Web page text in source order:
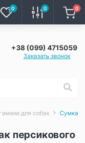
0 0 0
+38 (099) 4715059
Заказать звонок
для собак Сумка
персикового